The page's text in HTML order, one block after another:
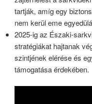
tartják, amíg egy
nem kerül eme
2025-ig az Északi-
stratégiákat hajtanak
szintjének elérése és
támogatása érdekében.